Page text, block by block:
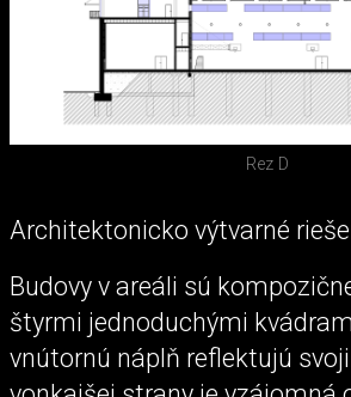
Rez D
Architektonicko výtvarné
Budovy v areáli sú
štyrmi jednoduchými
vnútornú náplň reflektujú